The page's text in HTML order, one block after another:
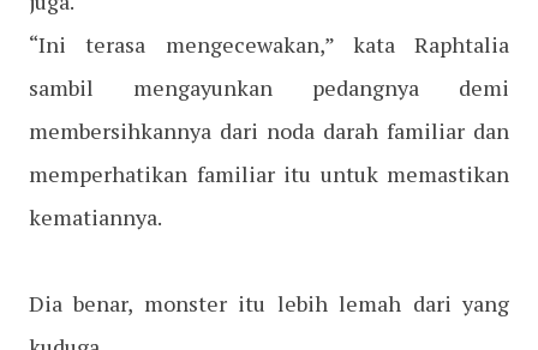
“Ini terasa mengecewakan,” kata Raphtalia
sambil mengayunkan pedangnya demi
membersihkannya dari noda darah familiar dan
memperhatikan familiar itu untuk memastikan
kematiannya.
Dia benar, monster itu lebih lemah dari yang